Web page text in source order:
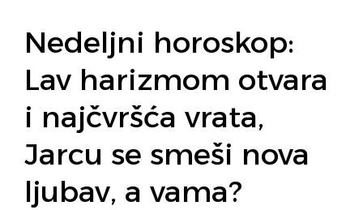
Nedeljni horoskop:
Lav harizmom otvara
i najčvršća vrata,
Jarcu se smeši nova
ljubav, a vama?